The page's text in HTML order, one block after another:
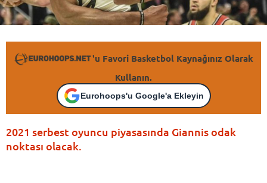
'u Favori Basketbol Kaynağınız Olarak
Kullanın.
Eurohoops'u Google'a Ekleyin
2021 serbest oyuncu piyasasında Giannis odak
noktası olacak.